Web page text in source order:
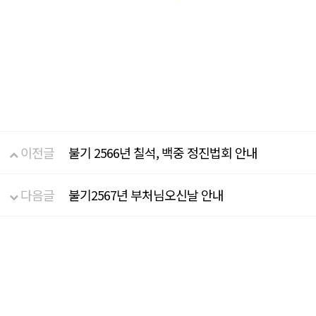
이전글 불기 2566년 칠석, 백중 정진법회 안내
다음글 불기2567년 부처님오신날 안내